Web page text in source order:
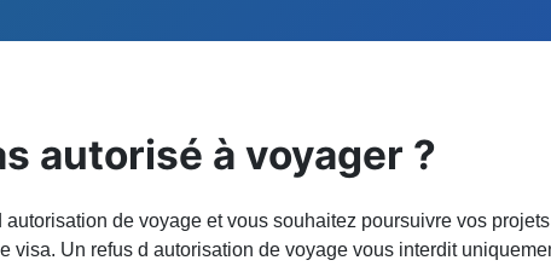
autorisé à voyager ?
de voyage et vous souhaitez poursuivre vos
visa. Un refus d autorisation de voyage vous interdit